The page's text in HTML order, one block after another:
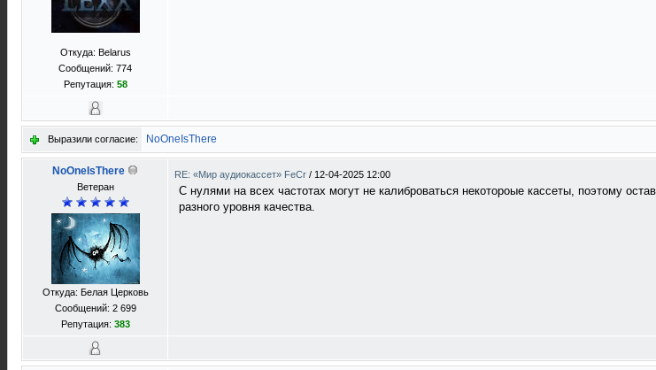
Откуда: Belarus
Сообщений: 774
Репутация: 58
Выразили согласие: NoOneIsThere
NoOneIsThere
Ветеран
Откуда: Белая Церковь
Сообщений: 2 699
Репутация: 383
RE: «Мир аудиокассет» FeCr / 12-04-2025 12:00
С нулями на всех частотах могут не калиброваться некотороые кассеты, поэтому
разного уровня качества.